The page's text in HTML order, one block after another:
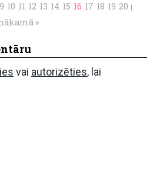
9 10 11 12 13 14 15 16 17 18 19 20
»
vai autorizēties, lai